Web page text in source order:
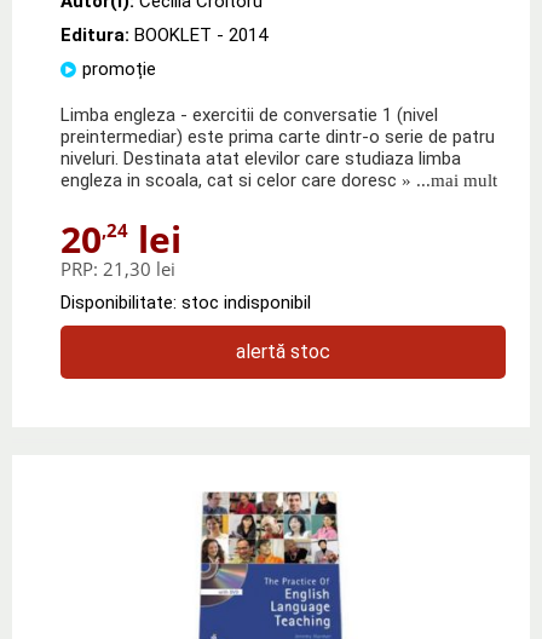
Editura: BOOKLET - 2014
promoție
Limba engleza - exercitii de conversatie 1 (nivel
preintermediar) este prima carte dintr-o serie de patru
niveluri. Destinata atat elevilor care studiaza limba
engleza in scoala, cat si celor care doresc » ...mai mult
20,24 lei
PRP: 21,30 lei
Disponibilitate: stoc indisponibil
alertă stoc